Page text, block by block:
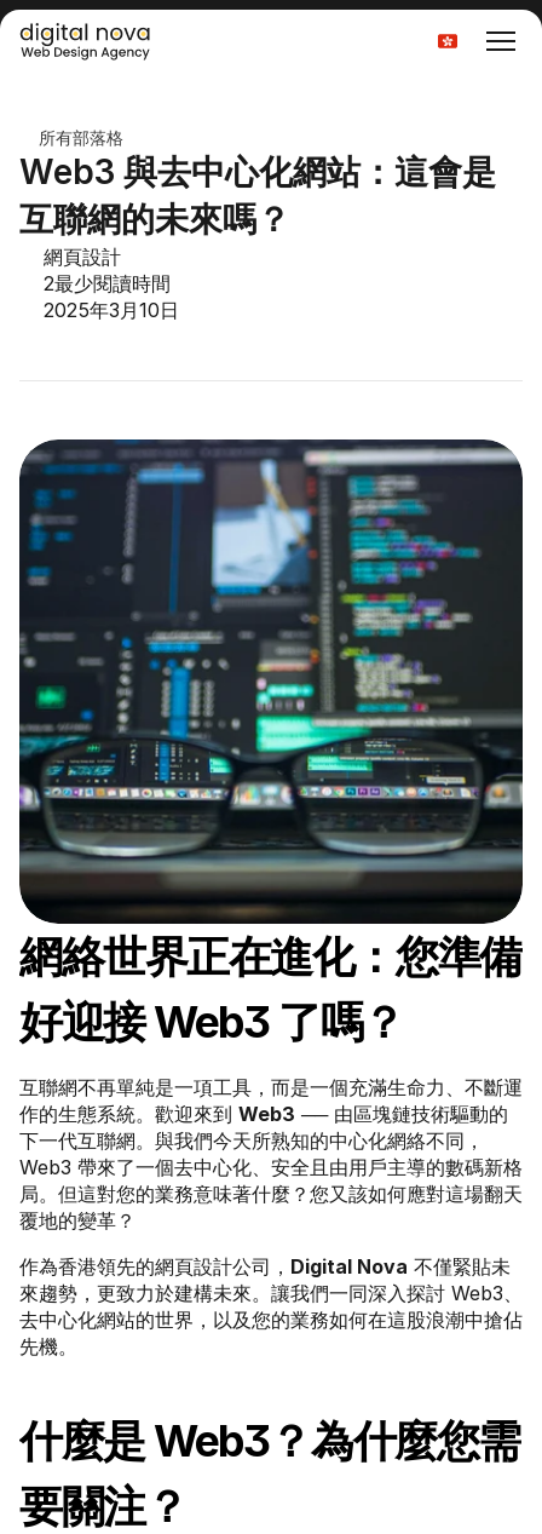
所有部落格
Web3 與去中心化網站：這會是
互聯網的未來嗎？
網頁設計
2最少閱讀時間
2025年3月10日
網絡世界正在進化：您準備
好迎接 Web3 了嗎？
互聯網不再單純是一項工具，而是一個充滿生命力、不斷運
作的生態系統。歡迎來到 Web3 ── 由區塊鏈技術驅動的
下一代互聯網。與我們今天所熟知的中心化網絡不同，
Web3 帶來了一個去中心化、安全且由用戶主導的數碼新格
局。但這對您的業務意味著什麼？您又該如何應對這場翻天
覆地的變革？
作為香港領先的網頁設計公司， Digital Nova 不僅緊貼未
來趨勢，更致力於建構未來。讓我們一同深入探討 Web3、
去中心化網站的世界，以及您的業務如何在這股浪潮中搶佔
先機。
什麼是 Web3？為什麼您需
要關注？
Select Language